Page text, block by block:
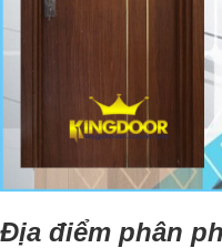
Địa điểm phân